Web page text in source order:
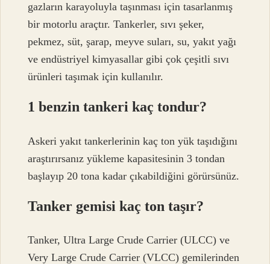
gazların karayoluyla taşınması için tasarlanmış
bir motorlu araçtır. Tankerler, sıvı şeker,
pekmez, süt, şarap, meyve suları, su, yakıt yağı
ve endüstriyel kimyasallar gibi çok çeşitli sıvı
ürünleri taşımak için kullanılır.
1 benzin tankeri kaç tondur?
Askeri yakıt tankerlerinin kaç ton yük taşıdığını
araştırırsanız yükleme kapasitesinin 3 tondan
başlayıp 20 tona kadar çıkabildiğini görürsünüz.
Tanker gemisi kaç ton taşır?
Tanker, Ultra Large Crude Carrier (ULCC) ve
Very Large Crude Carrier (VLCC) gemilerinden